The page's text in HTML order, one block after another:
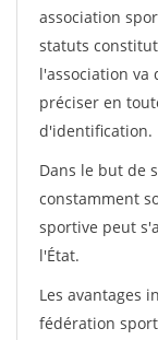
association
statuts
l'association va
préciser en
d'identification.
Dans le but de
constamment
sportive peut
l'État.
Les avantages
fédération